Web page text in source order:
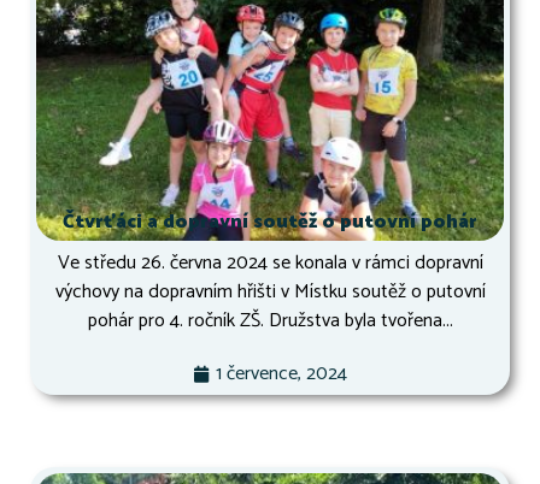
Čtvrťáci a dopravní soutěž o putovní pohár
Ve středu 26. června 2024 se konala v rámci dopravní
výchovy na dopravním hřišti v Místku soutěž o putovní
pohár pro 4. ročník ZŠ. Družstva byla tvořena...
1 července, 2024